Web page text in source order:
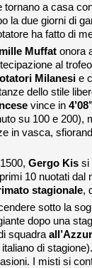
tornano a casa
la due giorni di
ha fatto di
Muffat onora
al
Milanesi e
dello stile
vince in
su 100 e 200),
in vasca,
Gergo Kis si
10 nuotati dal
stagionale,
sotto la
dopo una
squadra
italiano di
I misti si